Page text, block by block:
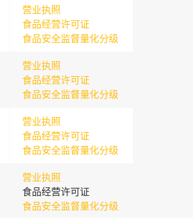
营业执照
食品经营许可证
食品安全监督量化分级
营业执照
食品经营许可证
食品安全监督量化分级
营业执照
食品经营许可证
食品安全监督量化分级
营业执照
食品经营许可证
食品安全监督量化分级